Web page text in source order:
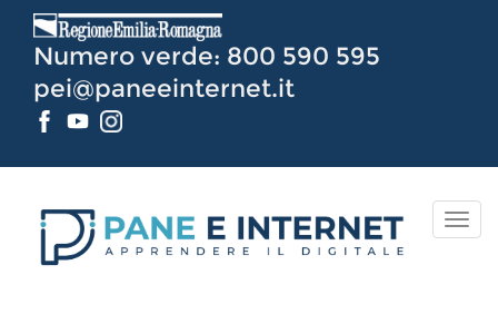
Contenuto
Numero verde: 800 590 595
pei@paneeinternet.it